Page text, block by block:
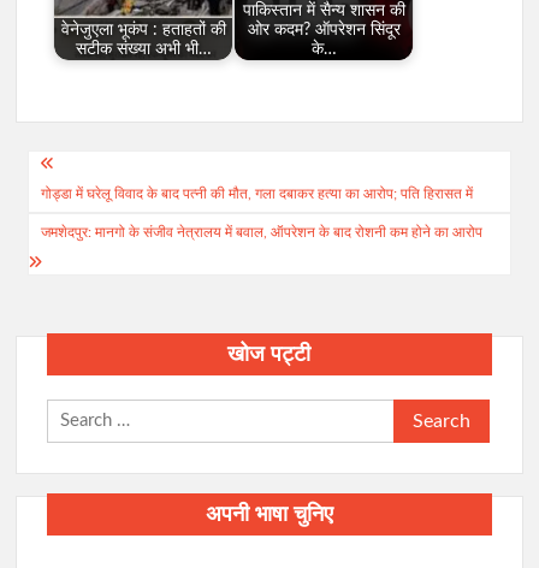
वेनेजुएला भूकंप : हताहतों की
सटीक संख्या अभी भी…
पाकिस्तान में सैन्य शासन की
ओर कदम? ऑपरेशन सिंदूर
के…
Post
navigation
गोड्डा में घरेलू विवाद के बाद पत्नी की मौत, गला दबाकर हत्या का आरोप; पति हिरासत में
जमशेदपुर: मानगो के संजीव नेत्रालय में बवाल, ऑपरेशन के बाद रोशनी कम होने का आरोप
खोज पट्टी
Search
for:
अपनी भाषा चुनिए